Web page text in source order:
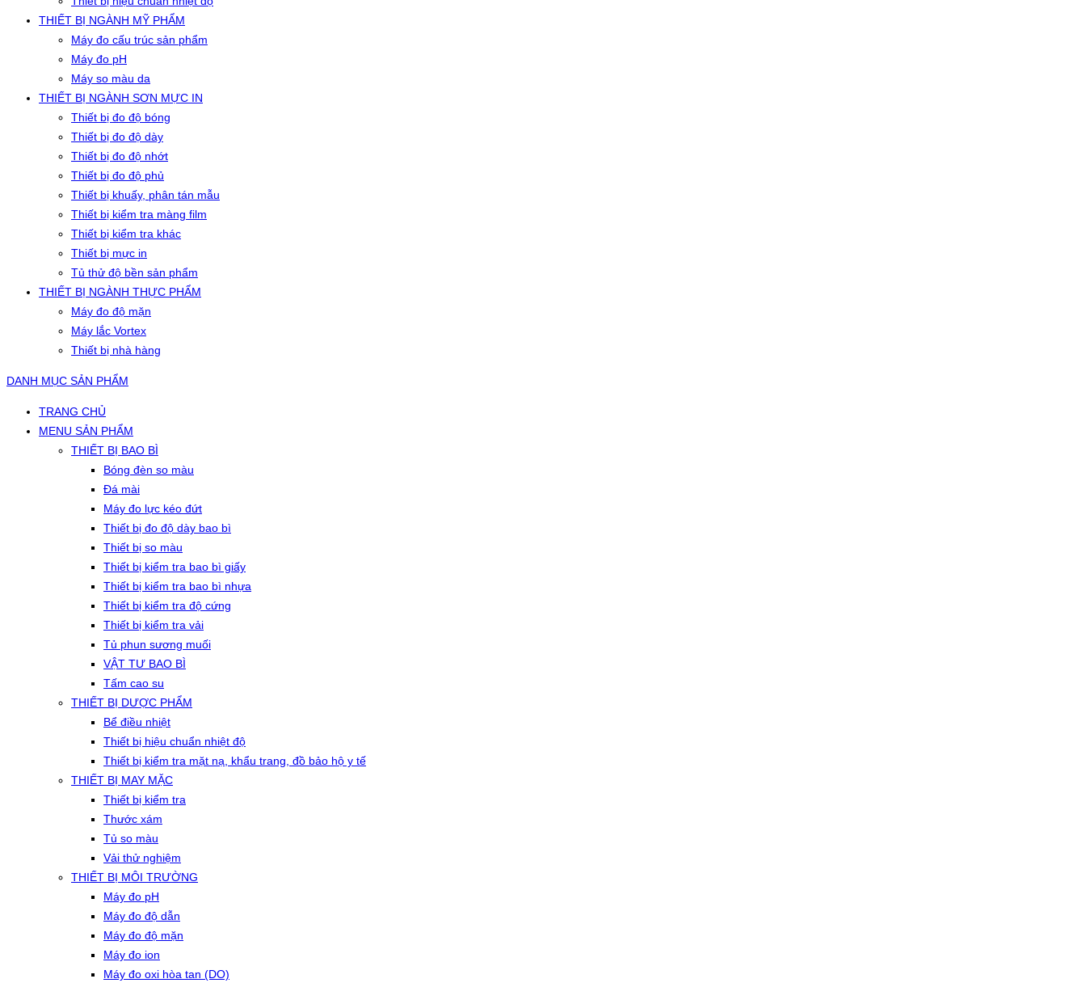
THIẾT BỊ NGÀNH MỸ PHẨM
Máy đo cấu trúc sản phẩm
Máy đo pH
Máy so màu da
THIẾT BỊ NGÀNH SƠN MỰC IN
Thiết bị đo độ bóng
Thiết bị đo độ dày
Thiết bị đo độ nhớt
Thiết bị đo độ phủ
Thiết bị khuấy, phân tán mẫu
Thiết bị kiểm tra màng film
Thiết bị kiểm tra khác
Thiết bị mực in
Tủ thử độ bền sản phẩm
THIẾT BỊ NGÀNH THỰC PHẨM
Máy đo độ mặn
Máy lắc Vortex
Thiết bị nhà hàng
DANH MỤC SẢN PHẨM
TRANG CHỦ
MENU SẢN PHẨM
THIẾT BỊ BAO BÌ
Bóng đèn so màu
Đá mài
Máy đo lực kéo đứt
Thiết bị đo độ dày bao bì
Thiết bị so màu
Thiết bị kiểm tra bao bì giấy
Thiết bị kiểm tra bao bì nhựa
Thiết bị kiểm tra độ cứng
Thiết bị kiểm tra vải
Tủ phun sương muối
VẬT TƯ BAO BÌ
Tấm cao su
THIẾT BỊ DƯỢC PHẨM
Bể điều nhiệt
Thiết bị hiệu chuẩn nhiệt độ
Thiết bị kiểm tra mặt nạ, khẩu trang, đồ bảo hộ y tế
THIẾT BỊ MAY MẶC
Thiết bị kiểm tra
Thước xám
Tủ so màu
Vải thử nghiệm
THIẾT BỊ MÔI TRƯỜNG
Máy đo pH
Máy đo độ dẫn
Máy đo độ mặn
Máy đo ion
Máy đo oxi hòa tan (DO)